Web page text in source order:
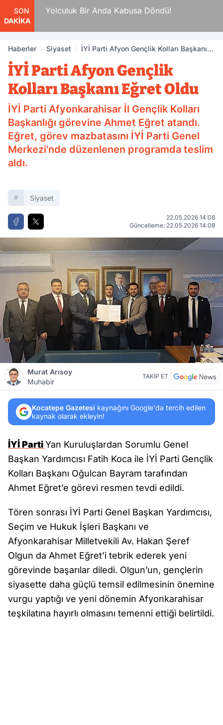
SON
DAKİKA
Yolculuk Bir Anda Kabusa Döndü!
Haberler Siyaset
İYİ Parti Afyon Gençlik Kolları Başkanı
İYİ Parti Afyon Gençlik
Kolları Başkanı Eğret Oldu
İYİ Parti Afyonkarahisar İl Gençlik Kolları
Başkanlığı görevine Ahmet Eğret atandı.
Eğret, görev mazbatasını İYİ Parti Genel
Merkezi'nde düzenlenen programda teslim
aldı.
Siyaset
22.05.2026 14:08
Güncelleme: 22.05.2026 14:08
Murat Arısoy
Muhabir
TAKİP ET
Kocatepe Gazetesi kaynağını Google'da tercih edilen
kaynak olarak ekleyin!
İYİ PartiYan Kuruluşlardan Sorumlu Genel
Başkan Yardımcısı Fatih Koca ile İYİ Parti Gençlik
Kolları Başkanı Oğulcan Bayram tarafından
Ahmet Eğret’e görevi resmen tevdi edildi.
Tören sonrası İYİ Parti Genel Başkan Yardımcısı,
Seçim ve Hukuk İşleri Başkanı ve
Afyonkarahisar Milletvekili Av. Hakan Şeref
Olgun da Ahmet Eğret’i tebrik ederek yeni
görevinde başarılar diledi. Olgun’un, gençlerin
siyasette daha güçlü temsil edilmesinin önemine
vurgu yaptığı ve yeni dönemin Afyonkarahisar
teşkilatına hayırlı olmasını temenni ettiği belirtildi.